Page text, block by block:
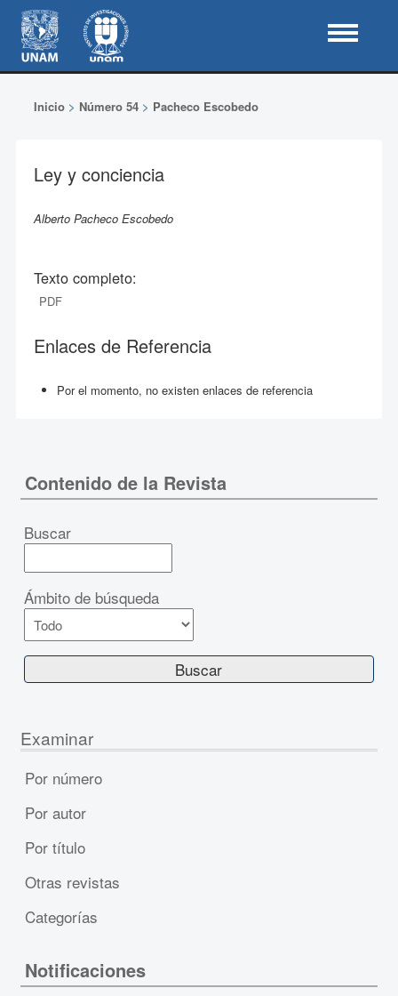
Inicio> Número 54> Pacheco Escobedo
Ley y conciencia
Alberto Pacheco Escobedo
Texto completo:
PDF
Enlaces de Referencia
Por el momento, no existen enlaces de referencia
Contenido de la Revista
Buscar
Ámbito de búsqueda
Examinar
Por número
Por autor
Por título
Otras revistas
Categorías
Notificaciones